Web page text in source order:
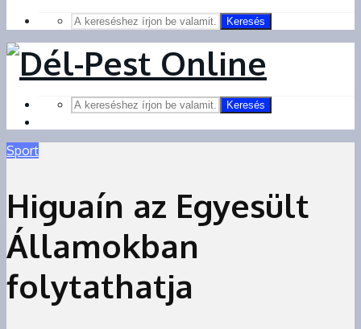
Keresés
Keresés
Sport
Higuaín az Egyesült
Államokban
folytathatja